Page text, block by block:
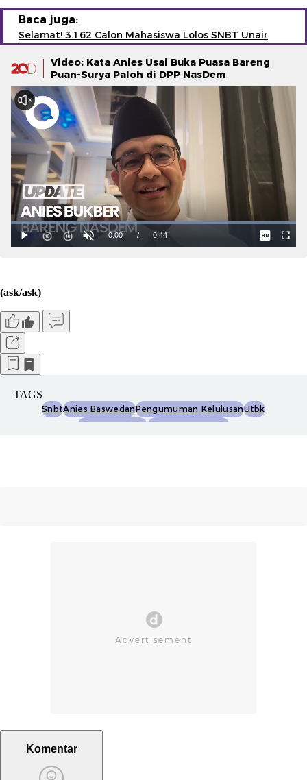
Baca juga:
Selamat! 3.162 Calon Mahasiswa Lolos SNBT Unair
Video: Kata Anies Usai Buka Puasa Bareng
Puan-Surya Paloh di DPP NasDem
(ask/ask)
TAGS
SnbtAnies BaswedanPengumuman KelulusanUtbk
Komentar